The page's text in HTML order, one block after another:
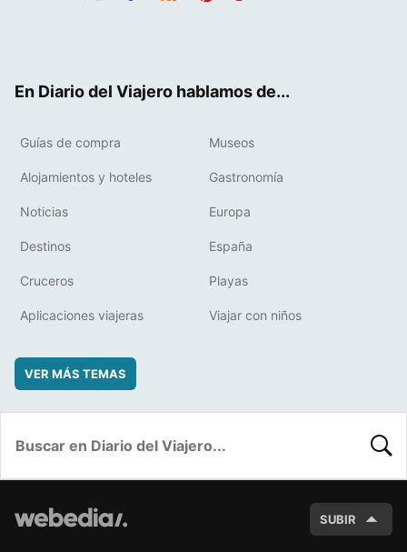
En Diario del Viajero hablamos de...
Guías de compra Museos
Alojamientos y hoteles Gastronomía
Noticias Europa
Destinos España
Cruceros Playas
Aplicaciones viajeras Viajar con niños
VER MÁS TEMAS
SUBIR